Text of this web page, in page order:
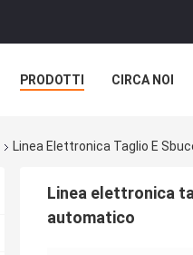
PRODOTTI CIRCA NOI
Linea Elettronica Taglio E
Linea elettronica
automatico